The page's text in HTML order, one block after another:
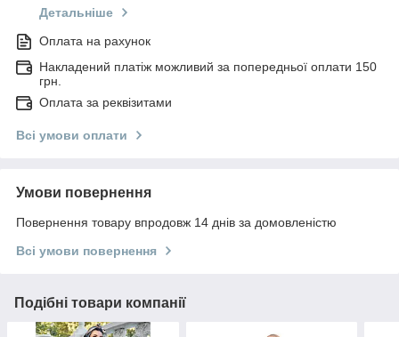
Детальніше
Оплата на рахунок
Накладений платіж можливий за попередньої оплати 150
грн.
Оплата за реквізитами
Всі умови оплати
Умови повернення
Повернення товару впродовж 14 днів за домовленістю
Всі умови повернення
Подібні товари компанії